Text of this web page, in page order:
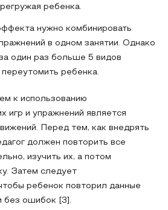
ребенка.
нужно комбинировать
в одном занятии. Однако
один раз больше 5 видов
ребенка.
к использованию
игр и упражнений является
Перед тем, как внедрять
должен повторить все
изучить их, а потом
Затем следует
ребенок повторил данные
без ошибок [3].